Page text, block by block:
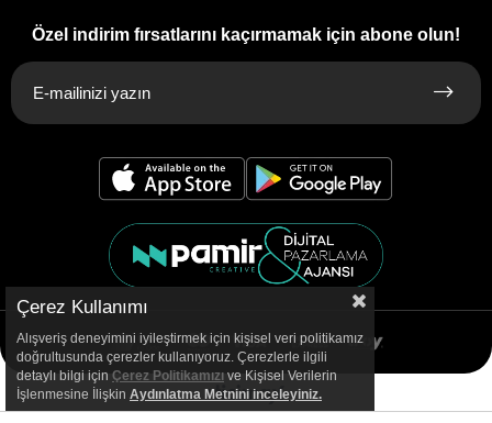
Özel indirim fırsatlarını kaçırmamak için abone olun!
Çerez Kullanımı
Alışveriş deneyimini iyileştirmek için kişisel veri politikamız
doğrultusunda çerezler kullanıyoruz. Çerezlerle ilgili
detaylı bilgi için Çerez Politikamızı ve Kişisel Verilerin
İşlenmesine İlişkin Aydınlatma Metnini inceleyiniz.